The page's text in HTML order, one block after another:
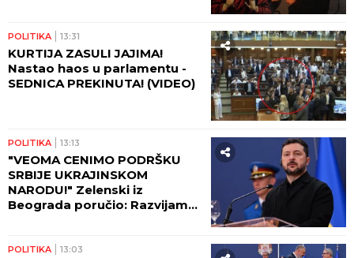
POLITIKA 13:31
KURTIJA ZASULI JAJIMA!
Nastao haos u parlamentu -
SEDNICA PREKINUTA! (VIDEO)
POLITIKA 13:13
"VEOMA CENIMO PODRŠKU
SRBIJE UKRAJINSKOM
NARODU!" Zelenski iz
Beograda poručio: Razvijamo
POLITIKA 13:03